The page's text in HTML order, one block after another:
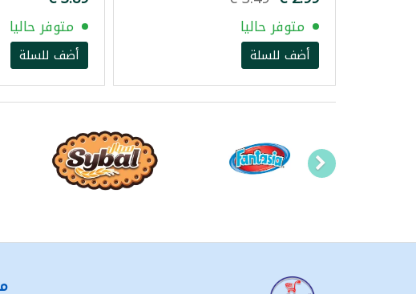
متوفر حاليا
أضف للسلة
متوفر حاليا
أضف للسلة